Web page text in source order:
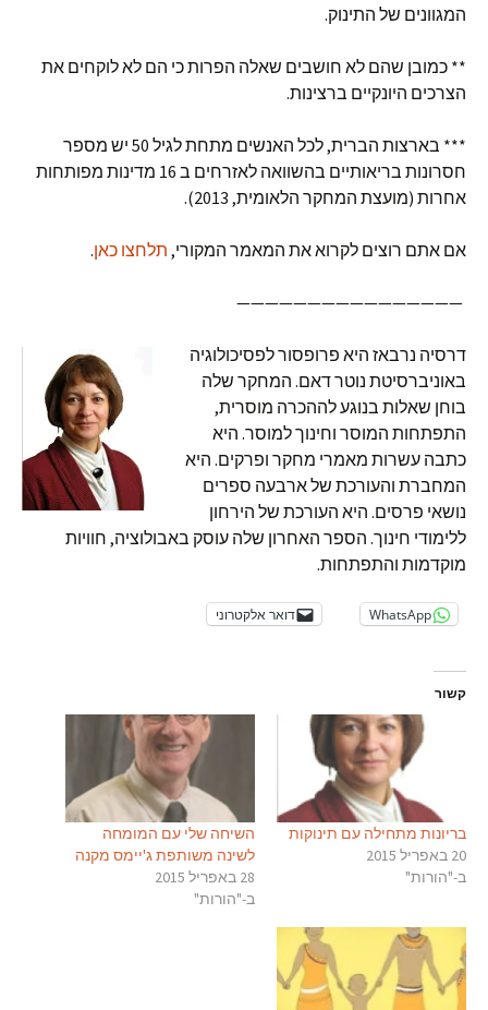
המגוונים של התינוק.
** כמובן שהם לא חושבים שאלה הפרות כי הם לא לוקחים את
הצרכים היונקיים ברצינות.
*** בארצות הברית, לכל האנשים מתחת לגיל 50 יש מספר
חסרונות בריאותיים בהשוואה לאזרחים ב 16 מדינות מפותחות
אחרות (מועצת המחקר הלאומית, 2013).
אם אתם רוצים לקרוא את המאמר המקורי, תלחצו כאן.
————————————————
דרסיה נרבאז היא פרופסור לפסיכולוגיה
באוניברסיטת נוטר דאם. המחקר שלה
בוחן שאלות בנוגע לההכרה מוסרית,
התפתחות המוסר וחינוך למוסר. היא
כתבה עשרות מאמרי מחקר ופרקים. היא
המחברת והעורכת של ארבעה ספרים
נושאי פרסים. היא העורכת של הירחון
ללימודי חינוך. הספר האחרון שלה עוסק באבולוציה, חוויות
מוקדמות והתפתחות.
WhatsApp דואר אלקטרוני
קשור
בריונות מתחילה עם תינוקות
20 באפריל 2015
ב-"הורות"
השיחה שלי עם המומחה
לשינה משותפת ג'יימס מקנה
28 באפריל 2015
ב-"הורות"